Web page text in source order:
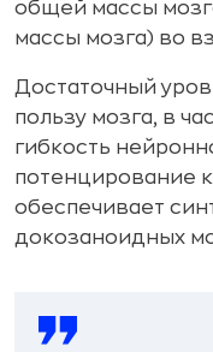
общей массы
массы мозга) во
Достаточный
пользу мозга, в
гибкость
потенцирование
обеспечивает
докозаноидных